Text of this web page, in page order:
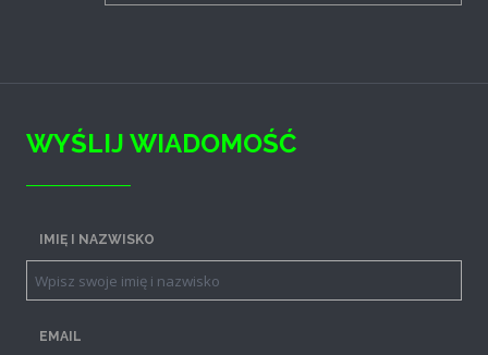
WYŚLIJ WIADOMOŚĆ
IMIĘ I NAZWISKO
EMAIL